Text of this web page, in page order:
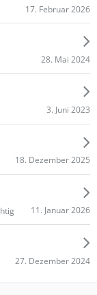
17. Februar 2026
28. Mai 2024
3. Juni 2023
18. Dezember 2025
11. Januar 2026
27. Dezember 2024